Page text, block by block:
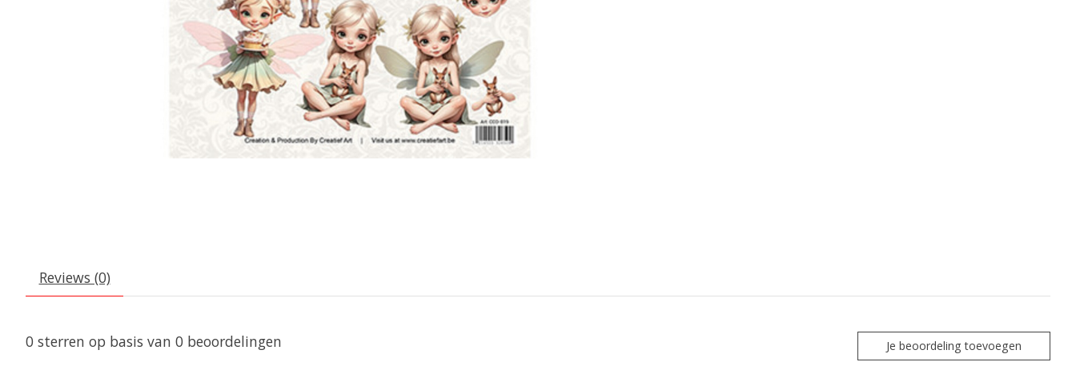
Reviews (0)
0 sterren op basis van 0 beoordelingen Je beoordeling toevoegen